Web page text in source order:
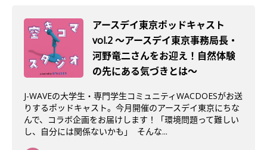
アースデイ東京ポッドキャスト
vol.2 〜アースデイ東京事務局長・
河野竜二さんをお迎え！自然体験
の先にある気づきとは〜
J-WAVEの大学生・専門学生コミュニティWACDOESがお送
りするポッドキャスト。今月開催のアースデイ東京にちな
んで、コラボ企画をお届けします！「環境問題って難しい
し、自分には関係ないかも」 そんな...